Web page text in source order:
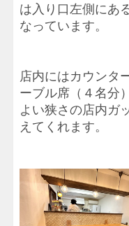
は入り口左側にあ
なっています。
店内にはカウンタ
ーブル席（４名分
よい狭さの店内ガ
えてくれます。